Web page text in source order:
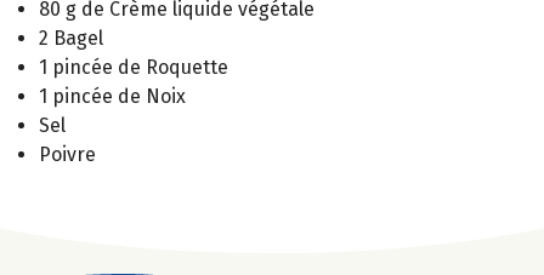
80 g de Crème liquide végétale
2 Bagel
1 pincée de Roquette
1 pincée de Noix
Sel
Poivre